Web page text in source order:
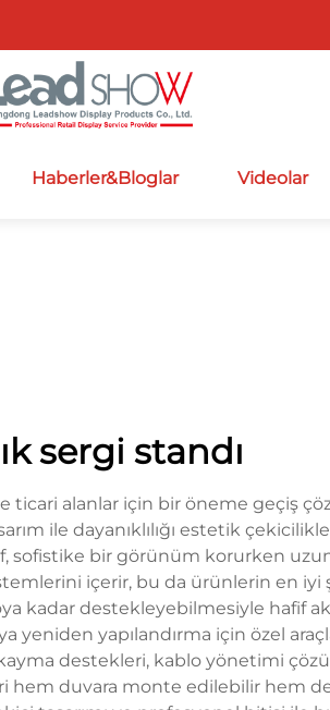
Haberler&Bloglar Videolar
sergi standı
ticari alanlar için bir öneme geçiş
ile dayanıklılığı estetik
sofistike bir görünüm korurken
içerir, bu da ürünlerin en
kadar destekleyebilmesiyle hafif
yapılandırma için özel
destekleri, kablo yönetimi
duvara monte edilebilir hem